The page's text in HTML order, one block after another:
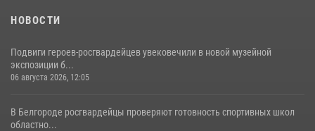
НОВОСТИ
Подвиги героев‑росгвардейцев увековечили в новой музейной
экспозиции б...
06 августа 2026, 12:05
В Белгороде росгвардейцы проверяют готовность спортивных школ
областно...